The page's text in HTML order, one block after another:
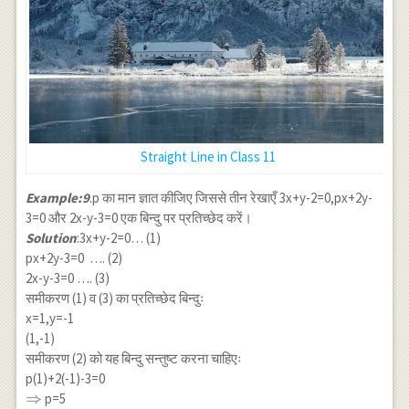
Straight Line in Class 11
Example:9.p का मान ज्ञात कीजिए जिससे तीन रेखाएँ 3x+y-2=0,px+2y-
3=0 और 2x-y-3=0 एक बिन्दु पर प्रतिच्छेद करें।
Solution:3x+y-2=0… (1)
px+2y-3=0 …. (2)
2x-y-3=0 …. (3)
समीकरण (1) व (3) का प्रतिच्छेद बिन्दुः
x=1,y=-1
(1,-1)
समीकरण (2) को यह बिन्दु सन्तुष्ट करना चाहिएः
p(1)+2(-1)-3=0
\Rightarrow
⇒ p=5